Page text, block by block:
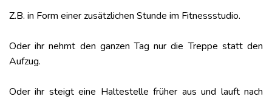
Z.B. in Form einer zusätzlichen Stunde im Fitnessstudio.
Oder ihr nehmt den ganzen Tag nur die Treppe statt den
Aufzug.
Oder ihr steigt eine Haltestelle früher aus und lauft nach